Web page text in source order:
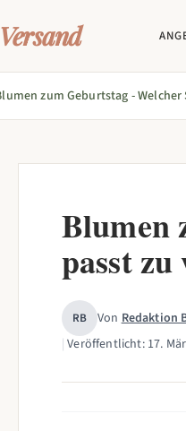
Versand
Blumen
passt zu
RB Von Redaktion
Veröffentlicht: 17.